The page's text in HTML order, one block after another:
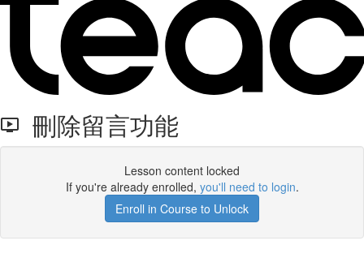
刪除留言功能
Lesson content locked
If you're already enrolled, you'll need to login.
Enroll in Course to Unlock